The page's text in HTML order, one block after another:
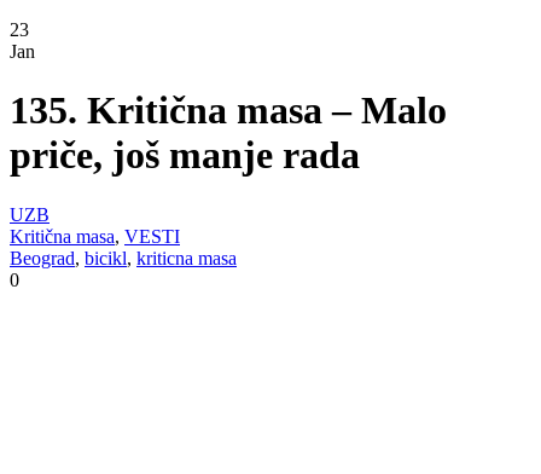
23
Jan
135. Kritična masa – Malo
priče, još manje rada
UZB
Kritična masa, VESTI
Beograd, bicikl, kriticna masa
0